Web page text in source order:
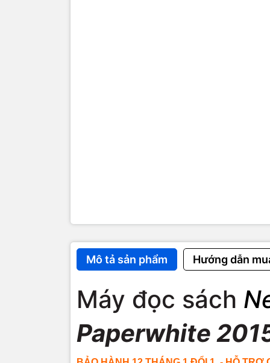
Mô tả sản phẩm Hướng dẫn
Máy đọc sách
Paperwhite
Touch,
hảo cho
Đọc
sáng như